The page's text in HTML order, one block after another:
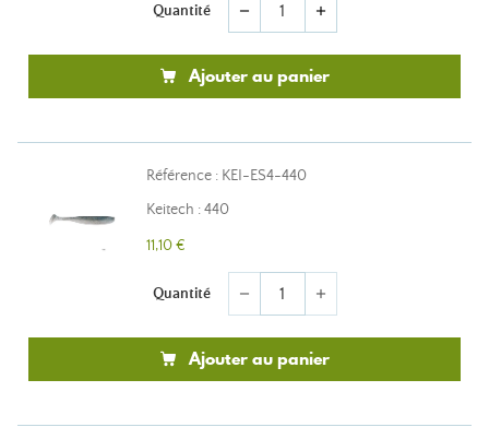
Quantité remove add
Ajouter au panier
Référence : KEI-ES4-440
Keitech : 440
11,10 €
Quantité remove add
Ajouter au panier